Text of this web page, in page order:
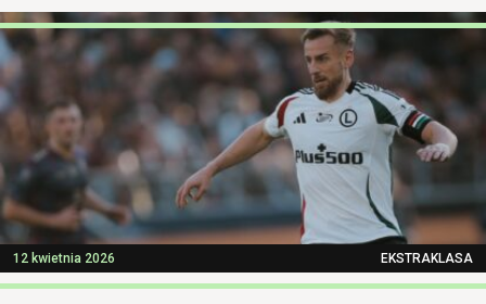
12 kwietnia 2026 EKSTRAKLASA